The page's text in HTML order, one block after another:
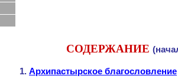
СОДЕРЖАНИЕ
1. Архипастырское благословление